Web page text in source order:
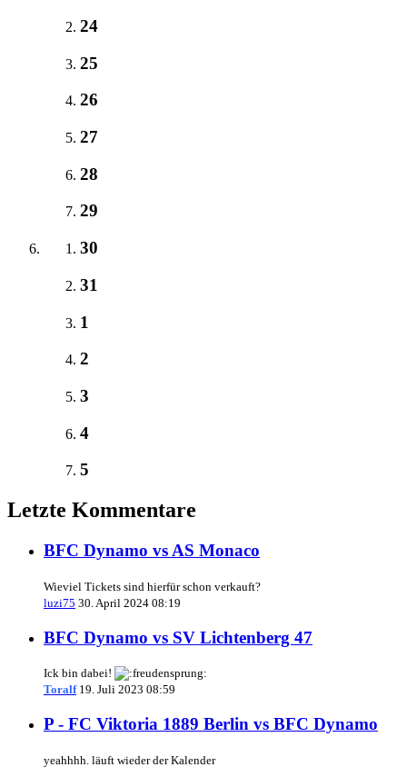
24
25
26
27
28
29
30
31
1
2
3
4
5
Letzte Kommentare
BFC Dynamo vs AS Monaco
Wieviel Tickets sind hierfür schon verkauft?
luzi75 30. April 2024 08:19
BFC Dynamo vs SV Lichtenberg 47
Ick bin dabei!
Toralf 19. Juli 2023 08:59
P - FC Viktoria 1889 Berlin vs BFC Dynamo
yeahhhh. läuft wieder der Kalender